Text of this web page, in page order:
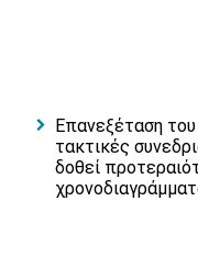
Επανεξέταση
τακτικές
δοθεί